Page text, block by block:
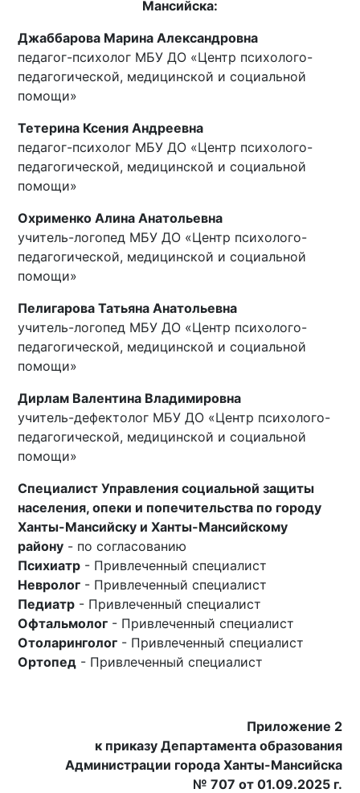
Мансийска:
Джаббарова Марина Александровна
педагог-психолог МБУ ДО «Центр психолого-
педагогической, медицинской и социальной
помощи»
Тетерина Ксения Андреевна
педагог-психолог МБУ ДО «Центр психолого-
педагогической, медицинской и социальной
помощи»
Охрименко Алина Анатольевна
учитель-логопед МБУ ДО «Центр психолого-
педагогической, медицинской и социальной
помощи»
Пелигарова Татьяна Анатольевна
учитель-логопед МБУ ДО «Центр психолого-
педагогической, медицинской и социальной
помощи»
Дирлам Валентина Владимировна
учитель-дефектолог МБУ ДО «Центр психолого-
педагогической, медицинской и социальной
помощи»
Специалист Управления социальной защиты
населения, опеки и попечительства по городу
Ханты-Мансийску и Ханты-Мансийскому
району - по согласованию
Психиатр - Привлеченный специалист
Невролог - Привлеченный специалист
Педиатр - Привлеченный специалист
Офтальмолог - Привлеченный специалист
Отоларинголог - Привлеченный специалист
Ортопед - Привлеченный специалист
Приложение 2
к приказу Департамента образования
Администрации города Ханты-Мансийска
№ 707 от 01.09.2025 г.